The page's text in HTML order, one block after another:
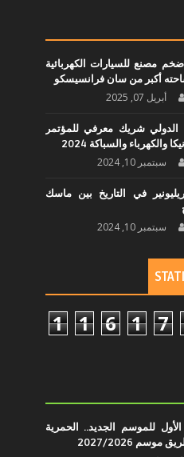
مصنع للسيارات الكهربائية
أكبر من سان فرانسيسكو
أبريل 07, 2025
شريك معرفي للمؤتمر
والكهرباء والسباكة 2024
سبتمبر 10, 2024
في التاريخ بين ماسك
سبتمبر 10, 2024
1 1 6 1 7
للموسم الجديد.. الحمرية
2027/2026